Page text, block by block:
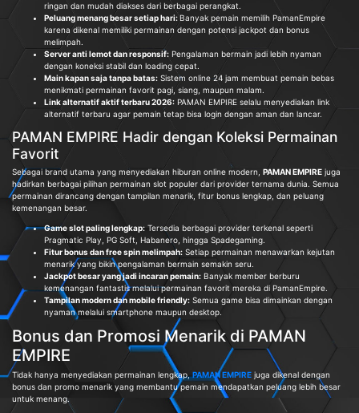
ringan dan mudah diakses dari berbagai perangkat.
Peluang menang besar setiap hari:Banyak pemain memilih PamanEmpire
karena dikenal memiliki permainan dengan potensi jackpot dan bonus
melimpah.
Server anti lemot dan responsif: Pengalaman bermain jadi lebih nyaman
dengan koneksi stabil dan loading cepat.
Main kapan saja tanpa batas: Sistem online 24 jam membuat pemain bebas
menikmati permainan favorit pagi, siang, maupun malam.
Link alternatif aktif terbaru 2026: PAMAN EMPIRE selalu menyediakan link
alternatif terbaru agar pemain tetap bisa login dengan aman dan lancar.
PAMAN EMPIRE Hadir dengan Koleksi Permainan
Favorit
Sebagai brand utama yang menyediakan hiburan online modern, PAMAN EMPIRE juga
hadirkan berbagai pilihan permainan slot populer dari provider ternama dunia. Semua
permainan dirancang dengan tampilan menarik, fitur bonus lengkap, dan peluang
kemenangan besar.
Game slot paling lengkap: Tersedia berbagai provider terkenal seperti
Pragmatic Play, PG Soft, Habanero, hingga Spadegaming.
Fitur bonus dan free spin melimpah: Setiap permainan menawarkan kejutan
menarik yang bikin pengalaman bermain semakin seru.
Jackpot besar yang jadi incaran pemain: Banyak member berburu
kemenangan fantastis melalui permainan favorit mereka di PamanEmpire.
Tampilan modern dan mobile friendly: Semua game bisa dimainkan dengan
nyaman melalui smartphone maupun desktop.
Bonus dan Promosi Menarik di PAMAN
EMPIRE
Tidak hanya menyediakan permainan lengkap,PAMAN EMPIRE juga dikenal dengan
bonus dan promo menarik yang membantu pemain mendapatkan peluang lebih besar
untuk menang.